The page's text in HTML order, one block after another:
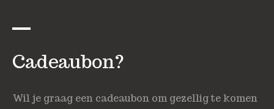
Cadeaubon?
Wil je graag een cadeaubon om gezellig te komen